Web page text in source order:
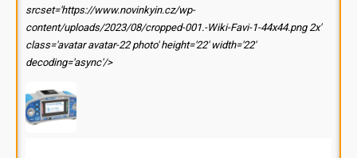
srcset='https://www.novinkyin.cz/wp-
content/uploads/2023/08/cropped-001.-Wiki-Favi-1-44x44.png 2x'
class='avatar avatar-22 photo' height='22' width='22'
decoding='async'/>